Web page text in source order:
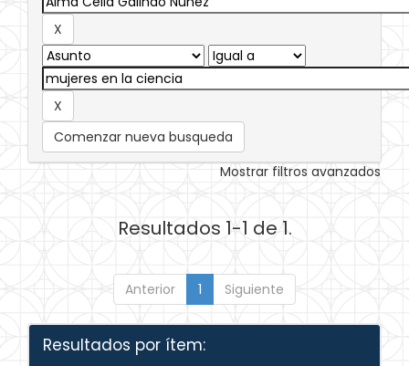
Comenzar nueva busqueda
Mostrar filtros avanzados
Resultados 1-1 de 1.
Anterior 1 Siguiente
Resultados por ítem: